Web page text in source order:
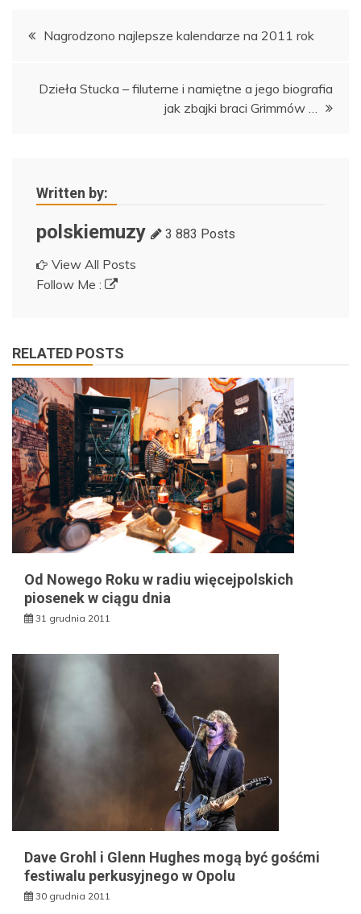
Nawigacja
Nagrodzono najlepsze kalendarze na 2011 rok
Dzieła Stucka – filuterne i namiętne a jego biografia
jak zbajki braci Grimmów …
Written by:
polskiemuzy 3 883 Posts
View All Posts
Follow Me :
RELATED POSTS
Od Nowego Roku w radiu więcejpolskich
piosenek w ciągu dnia
31 grudnia 2011
Dave Grohl i Glenn Hughes mogą być gośćmi
festiwalu perkusyjnego w Opolu
30 grudnia 2011